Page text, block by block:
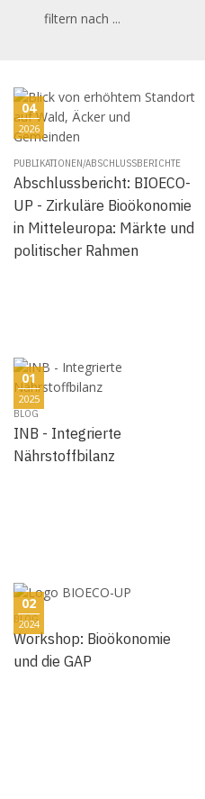
filtern nach ...
04
2026
PUBLIKATIONEN/ABSCHLUSSBERICHTE
Abschlussbericht: BIOECO-
UP - Zirkuläre Bioökonomie
in Mitteleuropa: Märkte und
politischer Rahmen
01
2025
BLOG
INB - Integrierte
Nährstoffbilanz
02
2024
BLOG
Workshop: Bioökonomie
und die GAP